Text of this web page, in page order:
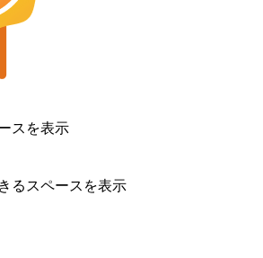
スを表示
るスペースを表示